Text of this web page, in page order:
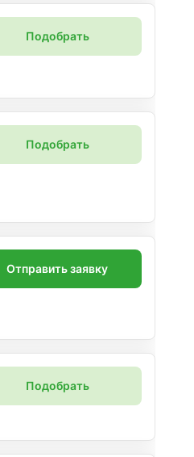
Подобрать
Подобрать
Отправить заявку
Подобрать